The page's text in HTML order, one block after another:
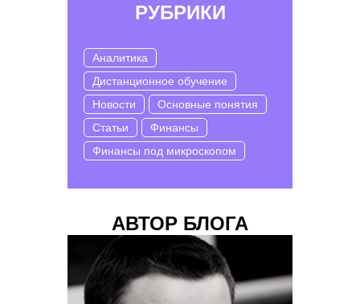
РУБРИКИ
Аналитика
Дистанционное обучение
Новости
Основные понятия
Статьи
Финансы
Финансы под микроскопом
АВТОР БЛОГА